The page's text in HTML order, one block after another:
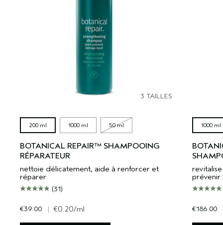
3 TAILLES
200 ml 1000 ml 50 ml
BOTANICAL REPAIR™ SHAMPOOING
RÉPARATEUR
nettoie délicatement, aide à renforcer et
réparer
(31)
€39.00 | €0.20/ml
1000 ml
prévenir
€186.00